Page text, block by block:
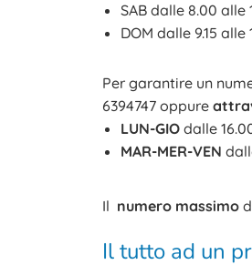
SAB dalle 8.00 alle
DOM dalle 9.15 alle
Per garantire un
6394747 oppure
LUN-GIO dalle
MAR-MER-VEN
Il numero massimo
Il tutto ad un